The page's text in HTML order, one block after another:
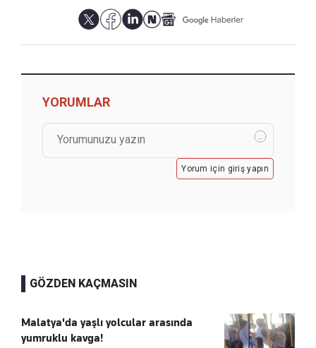
YORUMLAR
Yorum için giriş yapın
GÖZDEN KAÇMASIN
Malatya'da yaşlı yolcular arasında
yumruklu kavga!